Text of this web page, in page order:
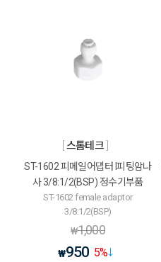
스톰테크
ST-1602 피메일어댑터 I피팅암나
사 3/8:1/2(BSP) 정수기부품
ST-1602 female adaptor
3/8:1/2(BSP)
₩1,000
₩950 5%